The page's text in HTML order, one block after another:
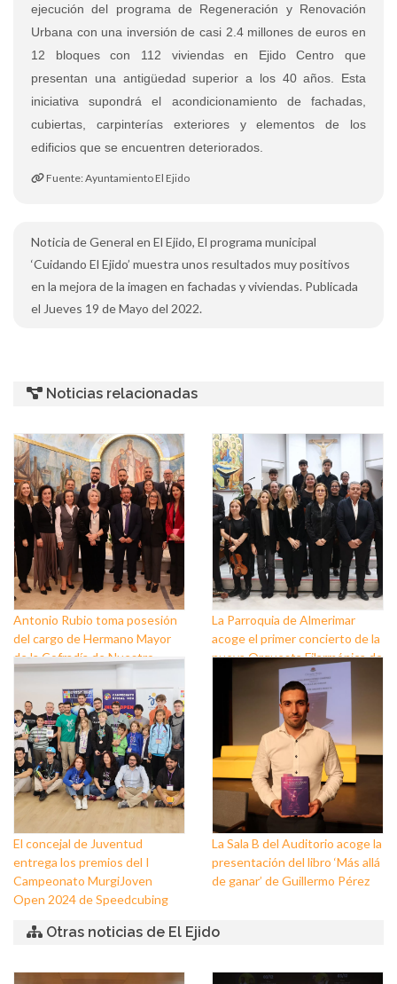
ejecución del programa de Regeneración y Renovación
Urbana con una inversión de casi 2.4 millones de euros en
12 bloques con 112 viviendas en Ejido Centro que
presentan una antigüedad superior a los 40 años. Esta
iniciativa supondrá el acondicionamiento de fachadas,
cubiertas, carpinterías exteriores y elementos de los
edificios que se encuentren deteriorados.
Fuente: Ayuntamiento El Ejido
Noticia de General en El Ejido, El programa municipal
‘Cuidando El Ejido’ muestra unos resultados muy positivos
en la mejora de la imagen en fachadas y viviendas. Publicada
el Jueves 19 de Mayo del 2022.
Noticias relacionadas
Antonio Rubio toma posesión
del cargo de Hermano Mayor
de la Cofradía de Nuestro
Padre Jesús Nazareno y
Nuestra Señora de los Dolores
de Balerma
La Parroquia de Almerimar
acoge el primer concierto de la
nueva Orquesta Filarmónica de
El concejal de Juventud
entrega los premios del I
Campeonato MurgiJoven
Open 2024 de Speedcubing
La Sala B del Auditorio acoge la
presentación del libro ‘Más allá
de ganar’ de Guillermo Pérez
Otras noticias de El Ejido